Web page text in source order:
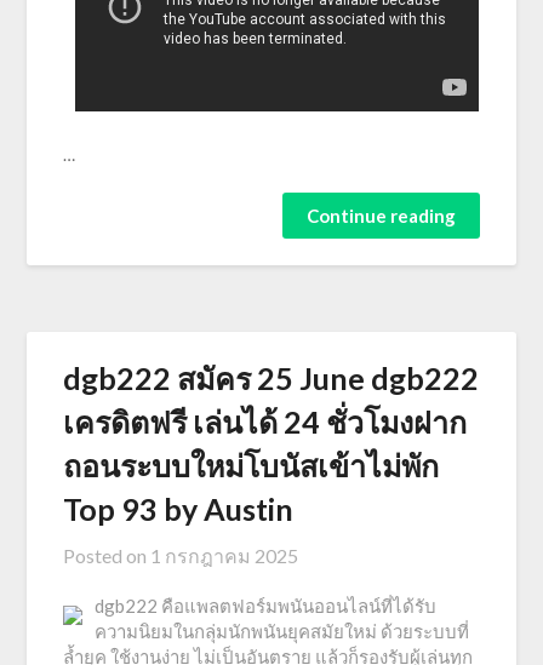
…
Continue reading
dgb222 สมัคร 25 June dgb222
เครดิตฟรี เล่นได้ 24 ชั่วโมงฝาก
ถอนระบบใหม่โบนัสเข้าไม่พัก
Top 93 by Austin
Posted on 1 กรกฎาคม 2025
dgb222 คือแพลตฟอร์มพนันออนไลน์ที่ได้รับ
ความนิยมในกลุ่มนักพนันยุคสมัยใหม่ ด้วยระบบที่
ล้ำยุค ใช้งานง่าย ไม่เป็นอันตราย แล้วก็รองรับผู้เล่นทุก